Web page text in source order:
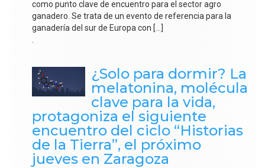
como punto clave de encuentro para el sector agro
ganadero. Se trata de un evento de referencia para la
ganadería del sur de Europa con […]
¿Solo para dormir? La
melatonina, molécula
clave para la vida,
protagoniza el siguiente
encuentro del ciclo “Historias
de la Tierra”, el próximo
jueves en Zaragoza